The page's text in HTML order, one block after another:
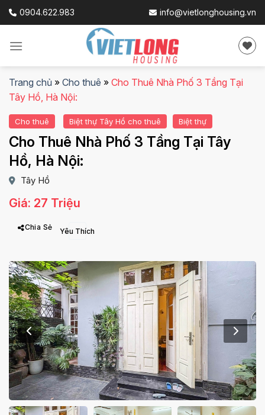
Skip
0904.622.983 info@vietlonghousing.vn
Trang chủ » Cho thuê » Cho Thuê Nhà Phố 3 Tầng Tại
Tây Hồ, Hà Nội:
Cho thuê Biệt thự Tây Hồ cho thuê Biệt thự
Cho Thuê Nhà Phố 3 Tầng Tại Tây
Hồ, Hà Nội:
Tây Hồ
Giá: 27 Triệu
Chia Sẻ